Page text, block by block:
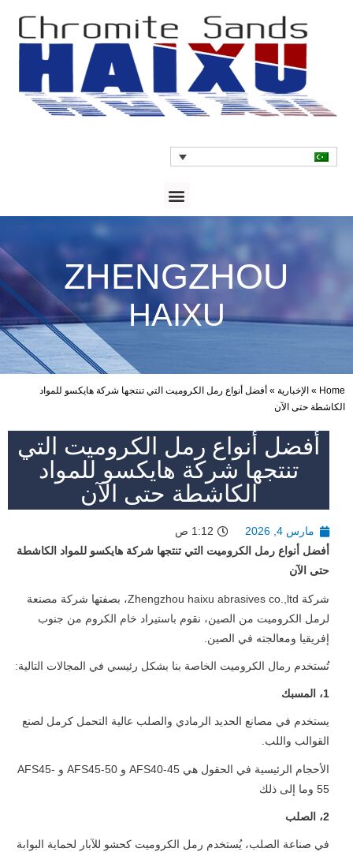
ZHENGZHOU
HAIXU
Home
» الإخبارية » أفضل أنواع رمل الكروميت التي تنتجها شركة هايكسو للمواد
الكاشطة حتى الآن
أفضل أنواع رمل الكروميت التي
تنتجها شركة هايكسو للمواد
الكاشطة حتى الآن
مارس 4, 2026
1:12 ص
أفضل أنواع رمل الكروميت التي تنتجها شركة هايكسو للمواد الكاشطة
حتى الآن
شركة Zhengzhou haixu abrasives co.,ltd، بصفتها شركة مصنعة
لرمل الكروميت من الصين، نقوم باستيراد خام الكروم من جنوب
إفريقيا ومعالجته في الصين.
تُستخدم رمال الكروميت الخاصة بنا بشكل رئيسي في المجالات التالية:
1، المسبك
يستخدم في مصانع الحديد الرمادي والصلب عالية التحمل كرمل لصنع
القوالب واللب.
الأحجام الرئيسية في الحقول هي AFS40-45 و AFS45-50 و AFS45-
55 وما إلى ذلك
2، الصلب
في صناعة الصلب، يُستخدم رمل الكروميت كحشو للآبار لحماية البوابة